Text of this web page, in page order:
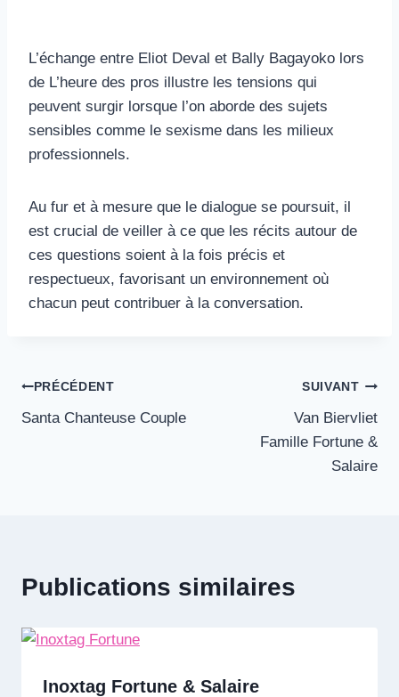
L’échange entre Eliot Deval et Bally Bagayoko lors
de L’heure des pros illustre les tensions qui
peuvent surgir lorsque l’on aborde des sujets
sensibles comme le sexisme dans les milieux
professionnels.
Au fur et à mesure que le dialogue se poursuit, il
est crucial de veiller à ce que les récits autour de
ces questions soient à la fois précis et
respectueux, favorisant un environnement où
chacun peut contribuer à la conversation.
Navigation
de
PRÉCÉDENT
Santa Chanteuse Couple
SUIVANT
Van Biervliet
Famille Fortune &
Salaire
Publications similaires
Inoxtag Fortune & Salaire